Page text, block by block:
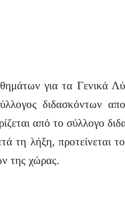
για τα Γενικά
διδασκόντων
από το σύλλογο
λήξη, προτείνεται
της χώρας.